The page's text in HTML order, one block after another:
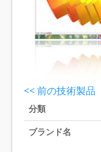
<< 前の技術製品
分類
ブランド名